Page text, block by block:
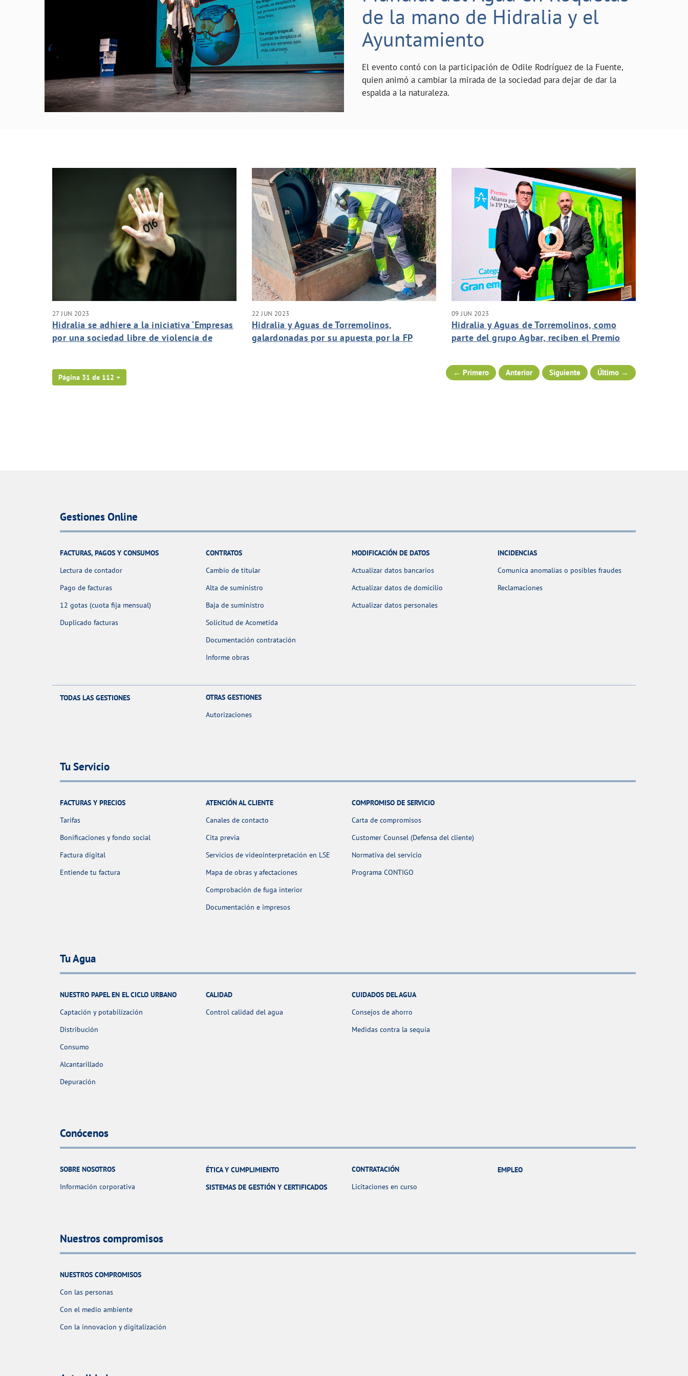
de la mano de Hidralia y el
Ayuntamiento
El evento contó con la participación de Odile Rodríguez de la Fuente,
quien animó a cambiar la mirada de la sociedad para dejar de dar la
espalda a la naturaleza.
27 JUN 2023
Hidralia se adhiere a la iniciativa ‘Empresas
por una sociedad libre de violencia de
22 JUN 2023
Hidralia y Aguas de Torremolinos,
galardonadas por su apuesta por la FP
09 JUN 2023
Hidralia y Aguas de Torremolinos, como
parte del grupo Agbar, reciben el Premio
a la empleabilidad de los jóvenes en el
sector del agua
Página 31 de 112
← Primero Anterior Siguiente Último →
Gestiones Online
FACTURAS, PAGOS Y CONSUMOS
Lectura de contador
Pago de facturas
12 gotas (cuota fija mensual)
Duplicado facturas
CONTRATOS
Cambio de titular
Alta de suministro
Baja de suministro
Solicitud de Acometida
Documentación contratación
Informe obras
MODIFICACIÓN DE DATOS
Actualizar datos bancarios
Actualizar datos de domicilio
Actualizar datos personales
INCIDENCIAS
Comunica anomalías o posibles fraudes
Reclamaciones
TODAS LAS GESTIONES
OTRAS GESTIONES
Autorizaciones
Tu Servicio
FACTURAS Y PRECIOS
Tarifas
Bonificaciones y fondo social
Factura digital
Entiende tu factura
ATENCIÓN AL CLIENTE
Canales de contacto
Cita previa
Servicios de videointerpretación en LSE
Mapa de obras y afectaciones
Comprobación de fuga interior
Documentación e impresos
COMPROMISO DE SERVICIO
Carta de compromisos
Customer Counsel (Defensa del cliente)
Normativa del servicio
Programa CONTIGO
Tu Agua
NUESTRO PAPEL EN EL CICLO URBANO
Captación y potabilización
Distribución
Consumo
Alcantarillado
Depuración
CALIDAD
Control calidad del agua
CUIDADOS DEL AGUA
Consejos de ahorro
Medidas contra la sequía
Conócenos
SOBRE NOSOTROS
Información corporativa
ÉTICA Y CUMPLIMIENTO
SISTEMAS DE GESTIÓN Y CERTIFICADOS
CONTRATACIÓN
Licitaciones en curso
EMPLEO
Nuestros compromisos
NUESTROS COMPROMISOS
Con las personas
Con el medio ambiente
Con la innovacion y digitalización